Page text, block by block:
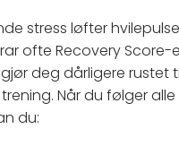
stress løfter
ofte Recovery Score-
deg dårligere rustet
Når du følger
du: